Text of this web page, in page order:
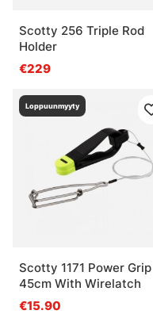
Scotty 256 Triple Rod
Holder
€229
Loppuunmyyty
Scotty 1171 Power Grip
45cm With Wirelatch
€15.90